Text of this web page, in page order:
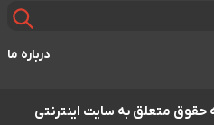
درباره ما
© کلیه حقوق متعلق به سایت اینترنتی